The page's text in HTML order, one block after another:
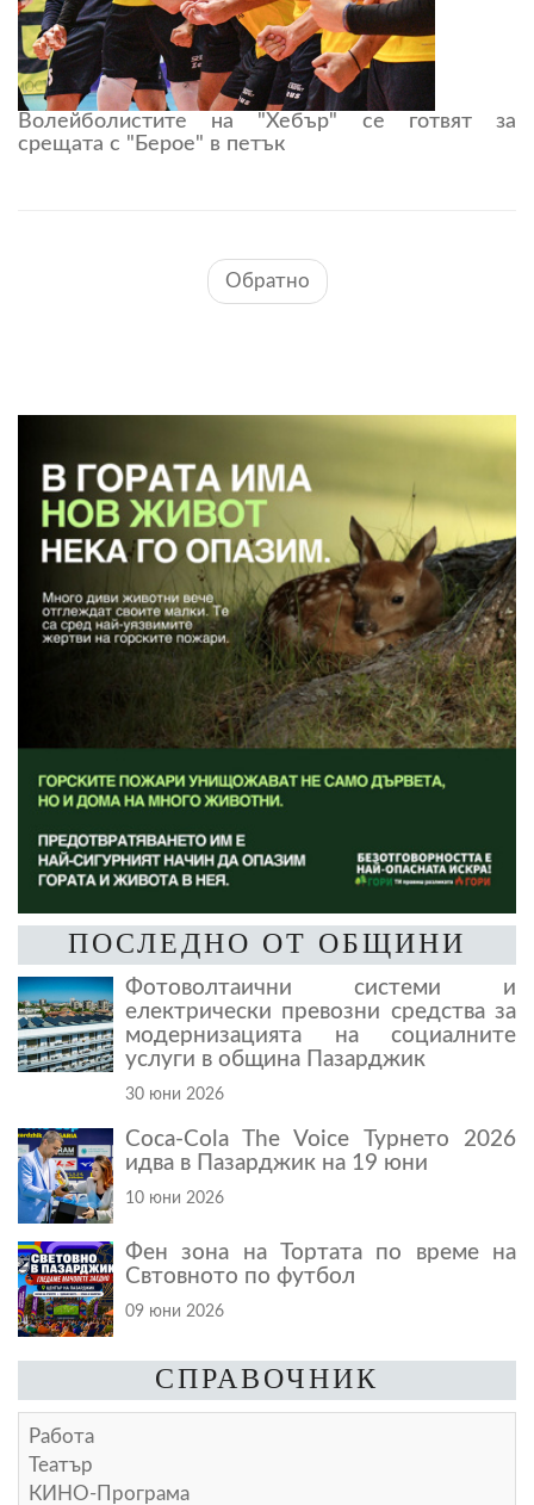
Волейболистите на "Хебър" се готвят за
срещата с "Берое" в петък
Обратно
ПОСЛЕДНО ОТ ОБЩИНИ
Фотоволтаични системи и
електрически превозни средства за
модернизацията на социалните
услуги в община Пазарджик
30 юни 2026
Coca-Cola The Voice Турнето 2026
идва в Пазарджик на 19 юни
10 юни 2026
Фен зона на Тортата по време на
Свтовното по футбол
09 юни 2026
СПРАВОЧНИК
Работа
Театър
КИНО-Програма